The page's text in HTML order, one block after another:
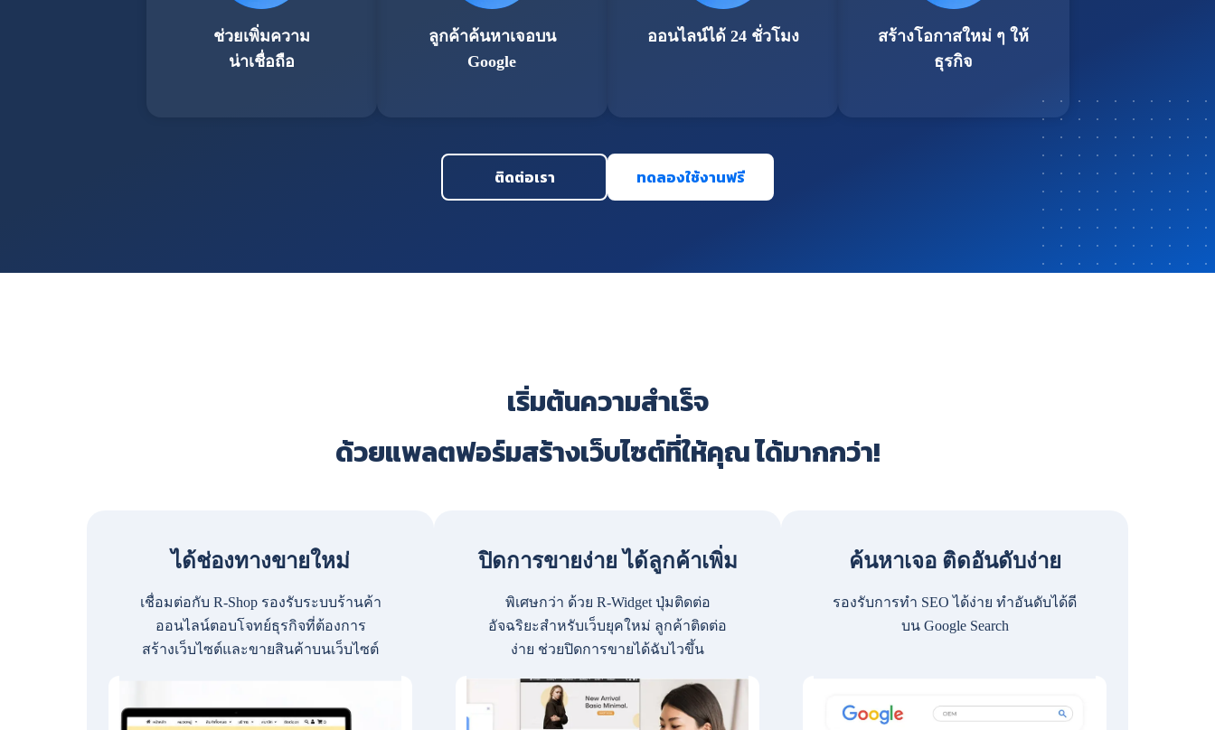
ช่วยเพิ่มความ
น่าเชื่อถือ
ลูกค้าค้นหาเจอบน
Google
ออนไลน์ได้ 24 ชั่วโมง
สร้างโอกาสใหม่ ๆ ให้
ธุรกิจ
ติดต่อเรา ทดลองใช้งานฟรี
เริ่มต้นความสำเร็จ
ด้วยแพลตฟอร์มสร้างเว็บไซต์ที่ให้คุณ ได้มากกว่า!
ได้ช่องทางขายใหม่
เชื่อมต่อกับ R-Shop รองรับระบบร้านค้า
ออนไลน์ตอบโจทย์ธุรกิจที่ต้องการ
สร้างเว็บไซต์และขายสินค้าบนเว็บไซต์
ปิดการขายง่าย ได้ลูกค้าเพิ่ม
พิเศษกว่า ด้วย R-Widget ปุ่มติดต่อ
อัจฉริยะสำหรับเว็บยุคใหม่ ลูกค้าติดต่อ
ง่าย ช่วยปิดการขายได้ฉับไวขึ้น
ค้นหาเจอ ติดอันดับง่าย
รองรับการทำ SEO ได้ง่าย ทำอันดับได้ดี
บน Google Search